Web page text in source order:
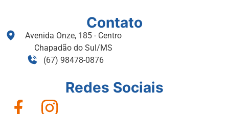
Contato
Avenida Onze, 185 - Centro
Chapadão do Sul/MS
(67) 98478-0876
Redes Sociais